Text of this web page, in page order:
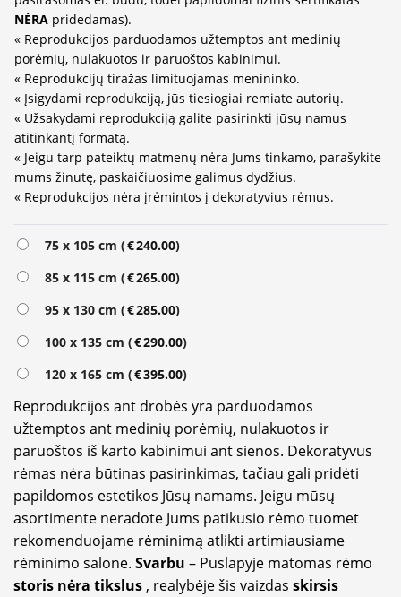
NĖRA pridedamas).
« Reprodukcijos parduodamos užtemptos ant medinių
porėmių, nulakuotos ir paruoštos kabinimui.
« Reprodukcijų tiražas limituojamas menininko.
« Įsigydami reprodukciją, jūs tiesiogiai remiate autorių.
« Užsakydami reprodukciją galite pasirinkti jūsų namus
atitinkantį formatą.
« Jeigu tarp pateiktų matmenų nėra Jums tinkamo, parašykite
mums žinutę, paskaičiuosime galimus dydžius.
« Reprodukcijos nėra įrėmintos į dekoratyvius rėmus.
75 x 105 cm (€240.00)
85 x 115 cm (€265.00)
95 x 130 cm (€285.00)
100 x 135 cm (€290.00)
120 x 165 cm (€395.00)
Reprodukcijos ant drobės yra parduodamos
užtemptos ant medinių porėmių, nulakuotos ir
paruoštos iš karto kabinimui ant sienos. Dekoratyvus
rėmas nėra būtinas pasirinkimas, tačiau gali pridėti
papildomos estetikos Jūsų namams. Jeigu mūsų
asortimente neradote Jums patikusio rėmo tuomet
rekomenduojame rėminimą atlikti artimiausiame
rėminimo salone. Svarbu – Puslapyje matomas rėmo
storis nėra tikslus , realybėje šis vaizdas skirsis
Alternative: